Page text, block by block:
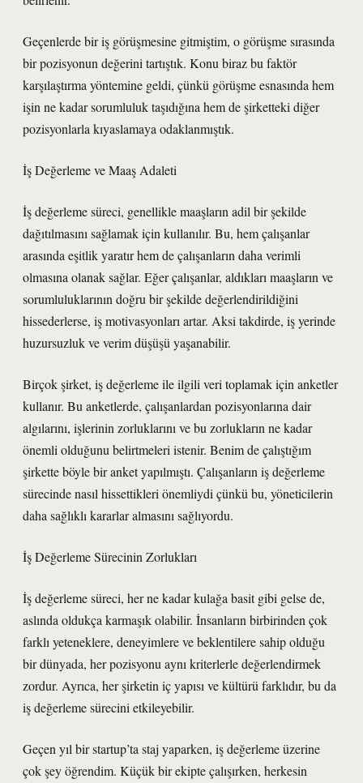
Geçenlerde bir iş görüşmesine gitmiştim, o görüşme sırasında
bir pozisyonun değerini tartıştık. Konu biraz bu faktör
karşılaştırma yöntemine geldi, çünkü görüşme esnasında hem
işin ne kadar sorumluluk taşıdığına hem de şirketteki diğer
pozisyonlarla kıyaslamaya odaklanmıştık.
İş Değerleme ve Maaş Adaleti
İş değerleme süreci, genellikle maaşların adil bir şekilde
dağıtılmasını sağlamak için kullanılır. Bu, hem çalışanlar
arasında eşitlik yaratır hem de çalışanların daha verimli
olmasına olanak sağlar. Eğer çalışanlar, aldıkları maaşların ve
sorumluluklarının doğru bir şekilde değerlendirildiğini
hissederlerse, iş motivasyonları artar. Aksi takdirde, iş yerinde
huzursuzluk ve verim düşüşü yaşanabilir.
Birçok şirket, iş değerleme ile ilgili veri toplamak için anketler
kullanır. Bu anketlerde, çalışanlardan pozisyonlarına dair
algılarını, işlerinin zorluklarını ve bu zorlukların ne kadar
önemli olduğunu belirtmeleri istenir. Benim de çalıştığım
şirkette böyle bir anket yapılmıştı. Çalışanların iş değerleme
sürecinde nasıl hissettikleri önemliydi çünkü bu, yöneticilerin
daha sağlıklı kararlar almasını sağlıyordu.
İş Değerleme Sürecinin Zorlukları
İş değerleme süreci, her ne kadar kulağa basit gibi gelse de,
aslında oldukça karmaşık olabilir. İnsanların birbirinden çok
farklı yeteneklere, deneyimlere ve beklentilere sahip olduğu
bir dünyada, her pozisyonu aynı kriterlerle değerlendirmek
zordur. Ayrıca, her şirketin iç yapısı ve kültürü farklıdır, bu da
iş değerleme sürecini etkileyebilir.
Geçen yıl bir startup’ta staj yaparken, iş değerleme üzerine
çok şey öğrendim. Küçük bir ekipte çalışırken, herkesin